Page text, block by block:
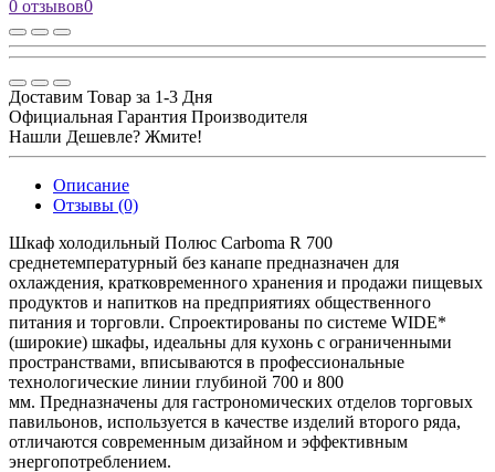
0 отзывов0
Доставим Товар за 1-3 Дня
Официальная Гарантия Производителя
Нашли Дешевле? Жмите!
Описание
Отзывы (0)
Шкаф холодильный Полюс Carboma R 700
среднетемпературный без канапе предназначен для
охлаждения, кратковременного хранения и продажи пищевых
продуктов и напитков на предприятиях общественного
питания и торговли. Спроектированы по системе WIDE*
(широкие) шкафы, идеальны для кухонь с ограниченными
пространствами, вписываются в профессиональные
технологические линии глубиной 700 и 800
мм. Предназначены для гастрономических отделов торговых
павильонов, используется в качестве изделий второго ряда,
отличаются современным дизайном и эффективным
энергопотреблением.